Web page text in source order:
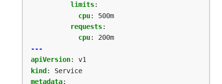
limits:
cpu:
500m
requests:
cpu:
200m
---
apiVersion:
v1
kind :
Service
metadata: